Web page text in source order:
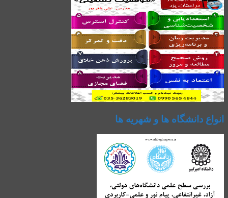
انواع دانشگاه ها و شهریه ها